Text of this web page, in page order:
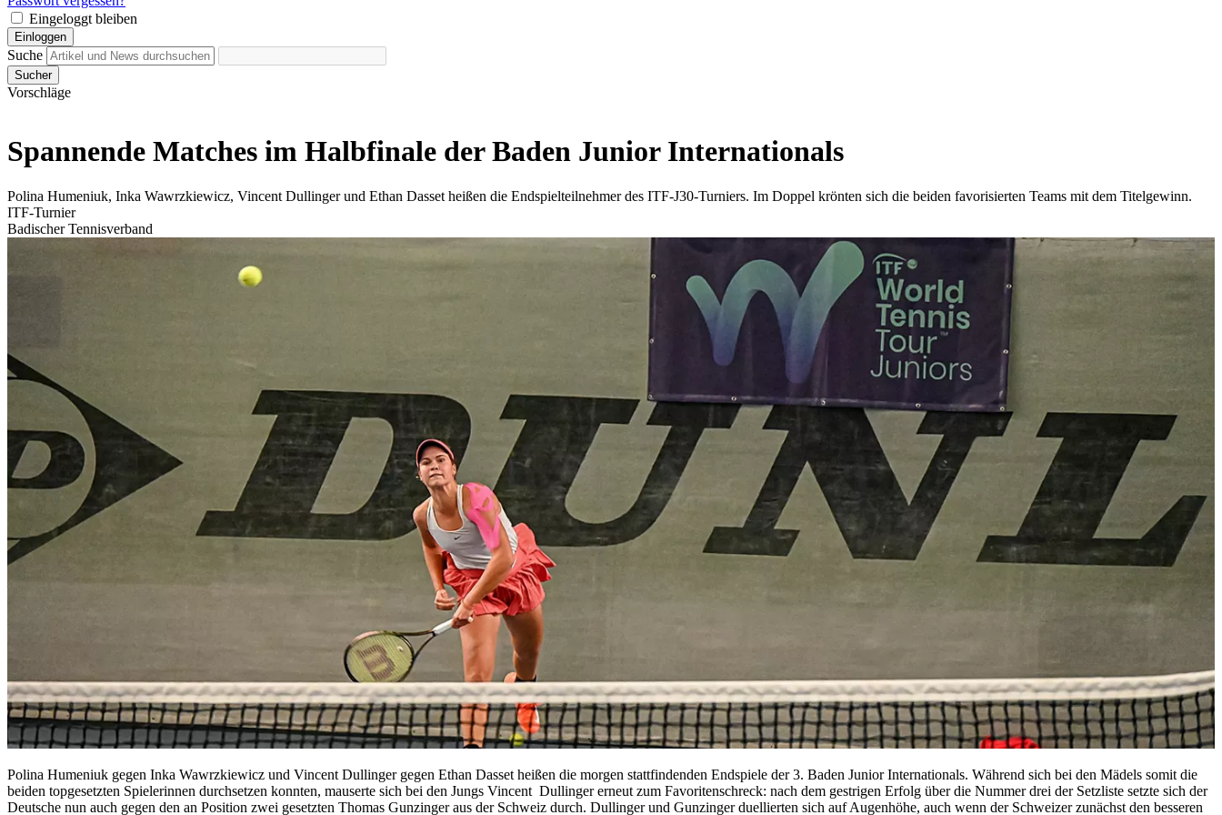
Eingeloggt bleiben
Einloggen
Suche
Sucher
Vorschläge
Spannende Matches im Halbfinale der Baden Junior Internationals
Polina Humeniuk, Inka Wawrzkiewicz, Vincent Dullinger und Ethan Dasset heißen die Endspielteilnehmer des ITF-J30-Turniers. Im Doppel krönten sich die beiden favorisierten Teams mit dem Titelgewinn.
ITF-Turnier
Badischer Tennisverband
Polina Humeniuk gegen Inka Wawrzkiewicz und Vincent Dullinger gegen Ethan Dasset heißen die morgen stattfindenden Endspiele der 3. Baden Junior Internationals. Während sich bei den Mädels somit die
beiden topgesetzten Spielerinnen durchsetzen konnten, mauserte sich bei den Jungs Vincent Dullinger erneut zum Favoritenschreck: nach dem gestrigen Erfolg über die Nummer drei der Setzliste setzte sich der
Deutsche nun auch gegen den an Position zwei gesetzten Thomas Gunzinger aus der Schweiz durch. Dullinger und Gunzinger duellierten sich auf Augenhöhe, auch wenn der Schweizer zunächst den besseren